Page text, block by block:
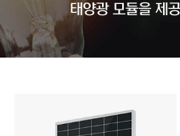
태양광 모듈을 제